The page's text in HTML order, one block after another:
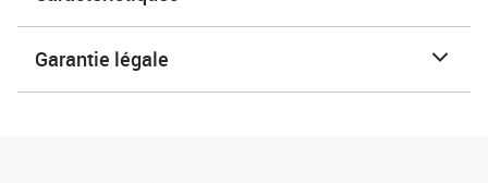
Garantie légale